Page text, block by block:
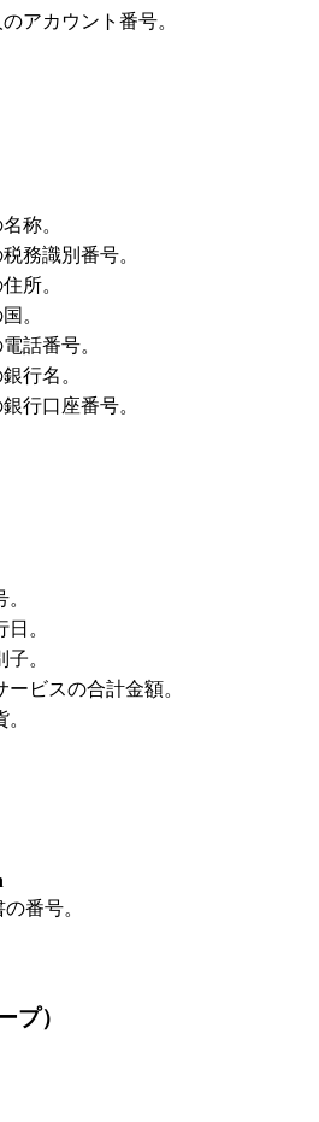
アカウント番号。
称。
務識別番号。
所。
。
話番号。
行名。
行口座番号。
。
。
ビスの合計金額。
番号。
プ）